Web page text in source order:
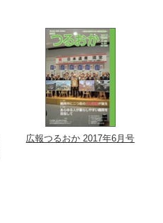
広報つるおか 2017年6月号